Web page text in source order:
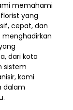
memahami
yang
cepat, dan
menghadirkan
dari kota
sistem
kami
dalam